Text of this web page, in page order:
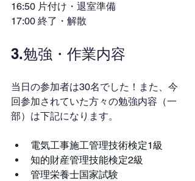
16:50 片付け・退室準備
17:00 終了・解散
3.勉強・作業内容
当日の参加者は30名でした！また、今
回参加されていた方々の勉強内容（一
部）は下記になります。
電気工事施工管理技術検定1級
知的財産管理技能検定2級
管理栄養士国家試験